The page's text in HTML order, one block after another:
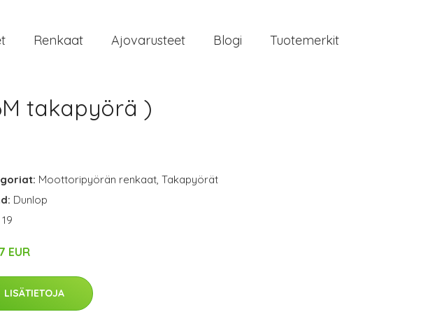
Renkaat Ajovarusteet Blogi Tuotemerkit
takapyörä )
Moottoripyörän renkaat, Takapyörät
Dunlop
19
EUR
LISÄTIETOJA